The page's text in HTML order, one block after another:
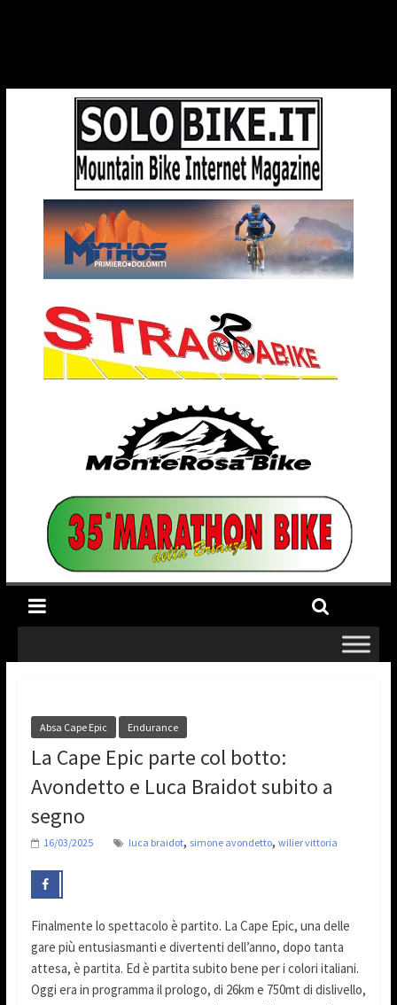
Absa Cape Epic Endurance
La Cape Epic parte col botto:
Avondetto e Luca Braidot subito a
segno
16/03/2025 luca braidot, simone avondetto, wilier vittoria
Finalmente lo spettacolo è partito. La Cape Epic, una delle
gare più entusiasmanti e divertenti dell’anno, dopo tanta
attesa, è partita. Ed è partita subito bene per i colori italiani.
Oggi era in programma il prologo, di 26km e 750mt di dislivello,